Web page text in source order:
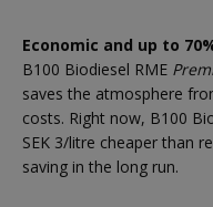
Economic and up to
B100 Biodiesel RME
saves the atmosphere
costs. Right now, B100
SEK 3/litre cheaper than
saving in the long run.